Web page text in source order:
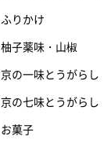
ふりかけ
柚子薬味・山椒
京の一味とうがらし
京の七味とうがらし
お菓子